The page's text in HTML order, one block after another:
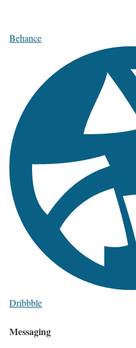
Behance
Dribbble
Messaging